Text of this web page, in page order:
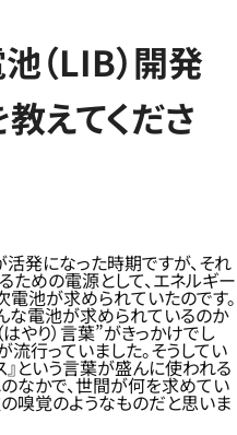
（LIB）開発
えてくださ
発になった時期ですが、それ
ための電源として、エネルギー
池が求められていたのです。
な電池が求められているのか
やり）言葉”がきっかけでし
流行っていました。そうしてい
』という言葉が盛んに使われる
なかで、世間が何を求めてい
嗅覚のようなものだと思いま